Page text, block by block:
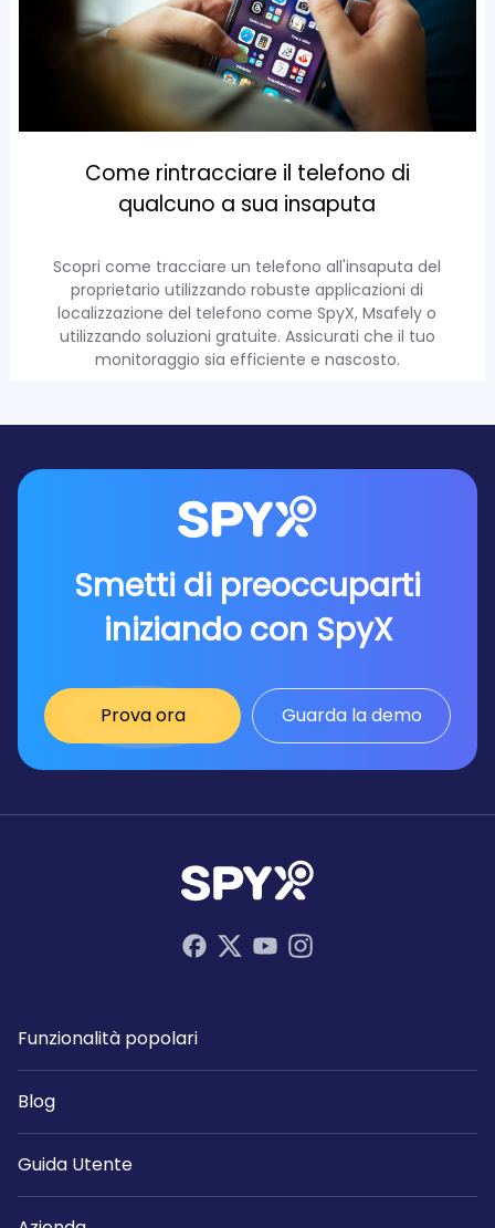
Come rintracciare il telefono di
qualcuno a sua insaputa
Scopri come tracciare un telefono all'insaputa del
proprietario utilizzando robuste applicazioni di
localizzazione del telefono come SpyX, Msafely o
utilizzando soluzioni gratuite. Assicurati che il tuo
monitoraggio sia efficiente e nascosto.
Smetti di preoccuparti
iniziando con SpyX
Prova ora Guarda la demo
Funzionalità popolari
Blog
Guida Utente